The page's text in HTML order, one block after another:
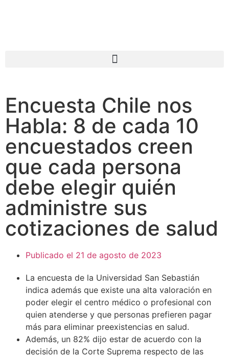
Encuesta Chile nos
Habla: 8 de cada 10
encuestados creen
que cada persona
debe elegir quién
administre sus
cotizaciones de salud
Publicado el 21 de agosto de 2023
La encuesta de la Universidad San Sebastián
indica además que existe una alta valoración en
poder elegir el centro médico o profesional con
quien atenderse y que personas prefieren pagar
más para eliminar preexistencias en salud.
Además, un 82% dijo estar de acuerdo con la
decisión de la Corte Suprema respecto de las